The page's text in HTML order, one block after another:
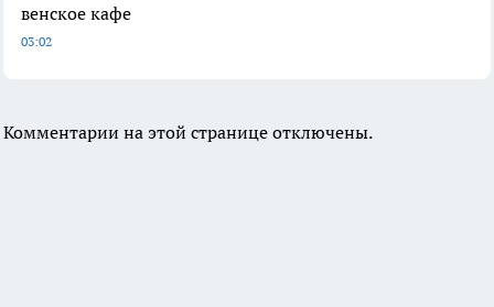
венское кафе
03:02
Комментарии на этой странице отключены.